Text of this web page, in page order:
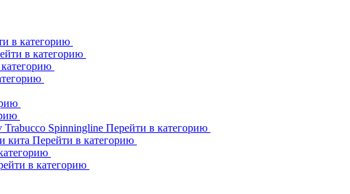
в категорию
в категорию
Trabucco Spinningline Перейти в категорию
кита Перейти в категорию
в категорию